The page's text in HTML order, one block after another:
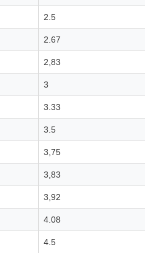
2.5
2.67
2,83
3
3.33
3.5
3,75
3,83
3,92
4.08
4.5